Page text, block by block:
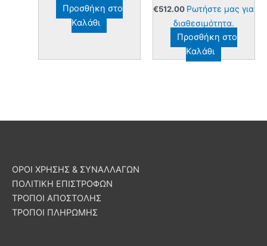
Προσθήκη στο
Καλάθι
€512.00 Ρωτήστε μας για
διαθεσιμότητα.
Προσθήκη στο
Καλάθι
ΟΡΟΙ ΧΡΗΣΗΣ & ΣΥΝΑΛΛΑΓΩΝ
ΠΟΛΙΤΙΚΗ ΕΠΙΣΤΡΟΦΩΝ
ΤΡΟΠΟΙ ΑΠΟΣΤΟΛΗΣ
ΤΡΟΠΟΙ ΠΛΗΡΩΜΗΣ